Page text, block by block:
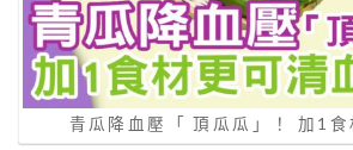
青瓜降血壓「 頂瓜瓜」！ 加1食